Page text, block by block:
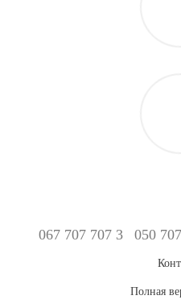
067 707 707 3 050
Полная